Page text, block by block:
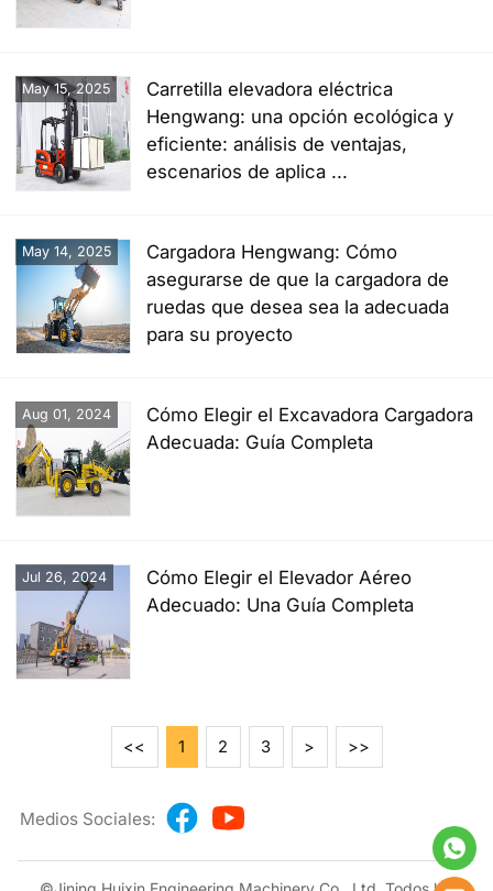
Carretilla elevadora eléctrica
Hengwang: una opción ecológica y
eficiente: análisis de ventajas,
escenarios de aplica ...
May 15, 2025
Cargadora Hengwang: Cómo
asegurarse de que la cargadora de
ruedas que desea sea la adecuada
para su proyecto
May 14, 2025
Cómo Elegir el Excavadora Cargadora
Adecuada: Guía Completa
Aug 01, 2024
Cómo Elegir el Elevador Aéreo
Adecuado: Una Guía Completa
Jul 26, 2024
<< 1 2 3 > >>
Medios Sociales: